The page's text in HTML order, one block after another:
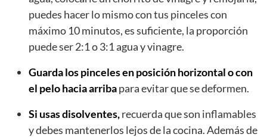
puedes hacer lo mismo con tus pinceles con
máximo 10 minutos, es suficiente, la proporción
puede ser 2:1 o 3:1 agua y vinagre.
Guarda los pinceles en posición horizontal o con
el pelo hacia arribapara evitar que se deformen.
Si usas disolventes,recuerda que son inflamables
y debes mantenerlos lejos de la cocina. Además de